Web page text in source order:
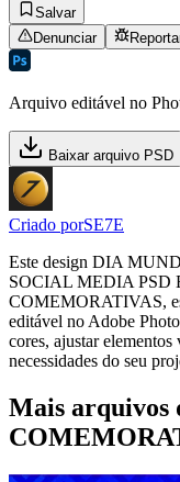
Salvar
Denunciar
Arquivo editável no
Baixar arquivo PSD
Criado porSE7E
Este design DIA
SOCIAL MEDIA PSD
COMEMORATIVAS,
editável no Adobe
cores, ajustar
necessidades do seu
Mais arquivos